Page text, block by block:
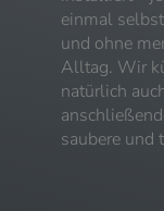
einmal
und ohne
Alltag. Wir
natürlich
saubere und